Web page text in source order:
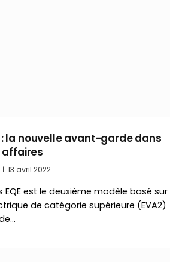
: la nouvelle avant-garde dans
affaires
13 avril 2022
EQE est le deuxième modèle basé sur
de catégorie supérieure (EVA2)